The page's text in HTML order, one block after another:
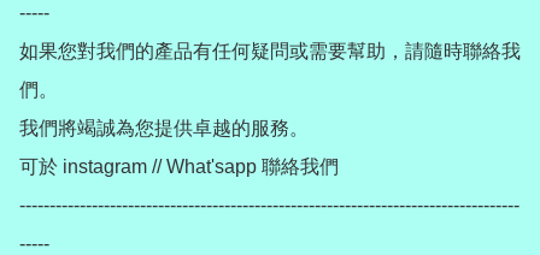
-----
如果您對我們的產品有任何疑問或需要幫助，請隨時聯絡我
們。
我們將竭誠為您提供卓越的服務。
可於 instagram // What'sapp 聯絡我們
-----------------------------------------------------------------------------------
-----